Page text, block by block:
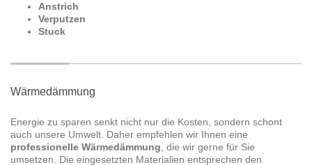
Anstrich
Verputzen
Stuck
Wärmedämmung
Energie zu sparen senkt nicht nur die Kosten, sondern schont
auch unsere Umwelt. Daher empfehlen wir Ihnen eine
professionelle Wärmedämmung , die wir gerne für Sie
umsetzen. Die eingesetzten Materialien entsprechen den